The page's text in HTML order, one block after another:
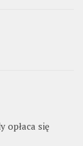
opłaca się